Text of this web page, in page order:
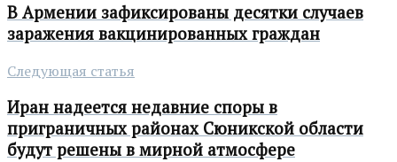
В Армении зафиксированы десятки случаев
заражения вакцинированных граждан
Следующая статья
Иран надеется недавние споры в
приграничных районах Сюникской области
будут решены в мирной атмосфере